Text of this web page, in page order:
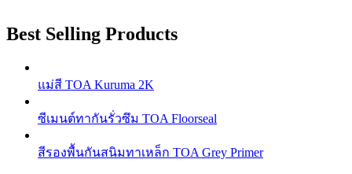
Best Selling Products
แม่สี TOA Kuruma 2K
ซีเมนต์ทากันรั่วซึม TOA Floorseal
สีรองพื้นกันสนิมทาเหล็ก TOA Grey Primer